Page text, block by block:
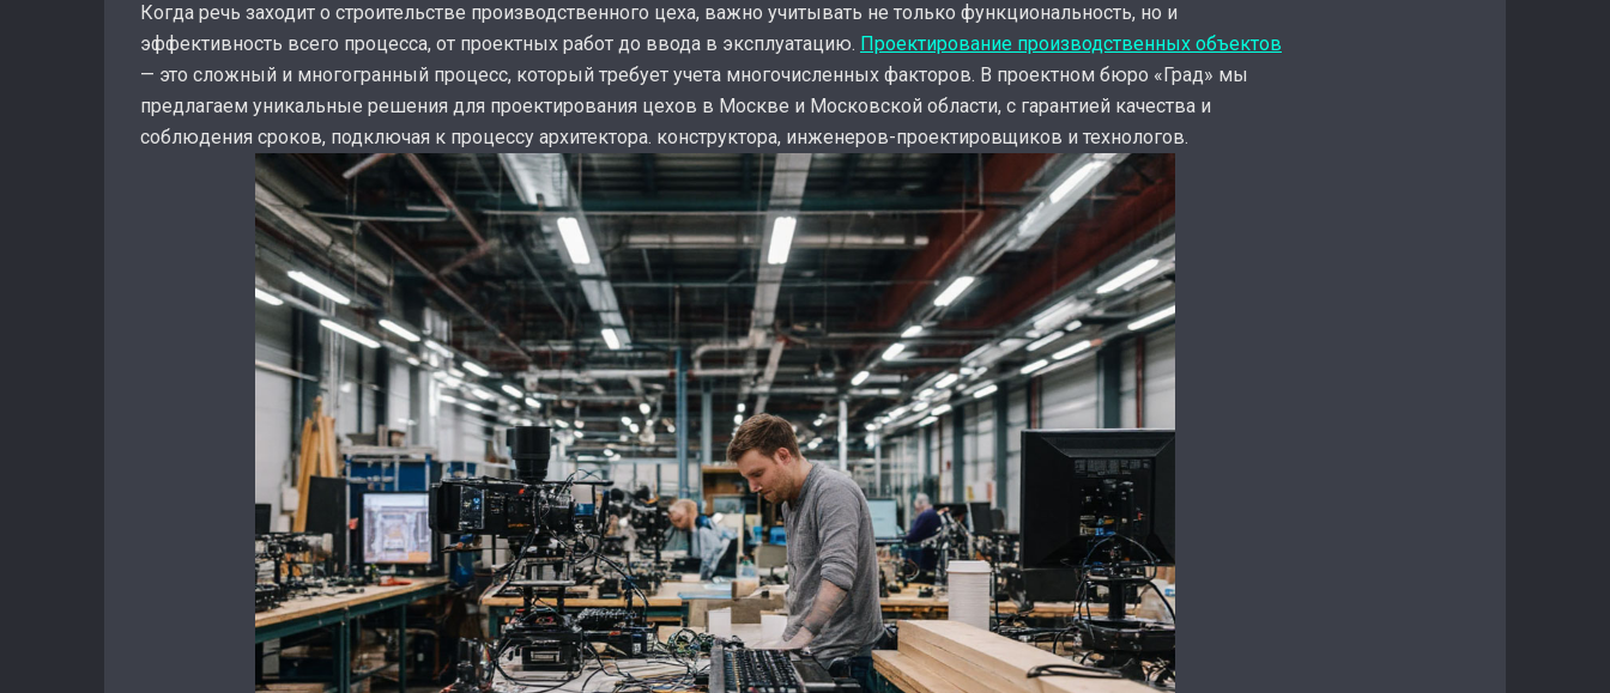
Когда речь заходит о строительстве производственного цеха, важно учитывать не только функциональность, но и
эффективность всего процесса, от проектных работ до ввода в эксплуатацию. Проектирование производственных объектов
— это сложный и многогранный процесс, который требует учета многочисленных факторов. В проектном бюро «Град» мы
предлагаем уникальные решения для проектирования цехов в Москве и Московской области, с гарантией качества и
соблюдения сроков, подключая к процессу архитектора. конструктора, инженеров-проектировщиков и технологов.